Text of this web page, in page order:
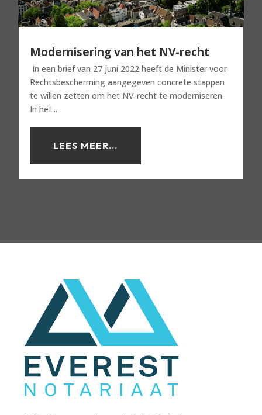
Modernisering van het NV-recht
In een brief van 27 juni 2022 heeft de Minister voor
Rechtsbescherming aangegeven concrete stappen
te willen zetten om het NV-recht te moderniseren.
In het...
LEES MEER...